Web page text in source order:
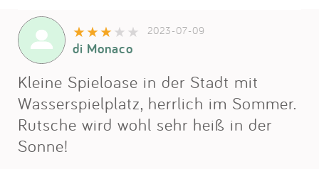
Partner
Kontakt
2023-07-09
di Monaco
Kleine Spieloase in der Stadt mit
Wasserspielplatz, herrlich im Sommer.
Rutsche wird wohl sehr heiß in der
Sonne!